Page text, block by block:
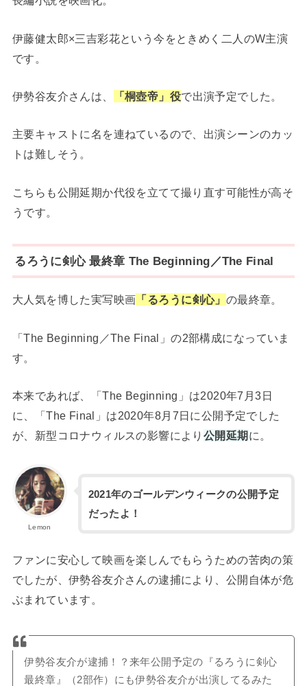
伊藤健太郎×三吉彩花という今をときめく二人のW主演
です。
伊勢谷友介さんは、 「桐壺帝」 役で出演予定でした。
主要キャストに名を連ねているので、出演シーンのカッ
トは難しそう。
こちらも公開延期か代役を立てて撮り直す可能性が高そ
うです。
るろうに剣心 最終章 The Beginning／The Final
大人気を博した実写映画 「るろうに剣心」 の最終章。
「The Beginning／The Final」の2部構成になっていま
す。
本来であれば、「The Beginning」は2020年7月3日
に、「The Final」は2020年8月7日に公開予定でした
が、新型コロナウィルスの影響により 公開延期に。
Lemon
2021年のゴールデンウィークの公開予定
だったよ！
ファンに安心して映画を楽しんでもらうための苦肉の策
でしたが、伊勢谷友介さんの逮捕により、公開自体が危
ぶまれています。
伊勢谷友介が逮捕！？来年公開予定の『るろうに剣心
最終章』（2部作）にも伊勢谷友介が出演してるみた